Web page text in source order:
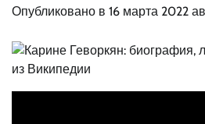
Опубликовано в 16 марта 2022